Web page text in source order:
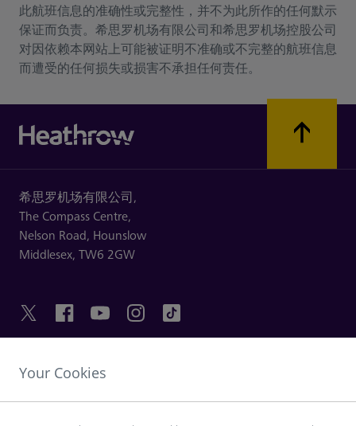
此航班信息的准确性或完整性，并不为此所作的任何默示
保证而负责。希思罗机场有限公司和希思罗机场控股公司
对因依赖本网站上可能被证明不准确或不完整的航班信息
而遭受的任何损失或损害不承担任何责任。
希思罗机场有限公司,
The Compass Centre,
Nelson Road, Hounslow
Middlesex, TW6 2GW
友情链接
探索希思罗机场
Your Cookies